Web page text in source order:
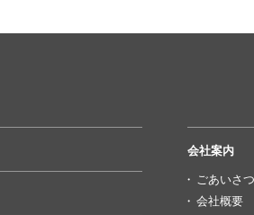
会社案内
ごあいさつ
会社概要